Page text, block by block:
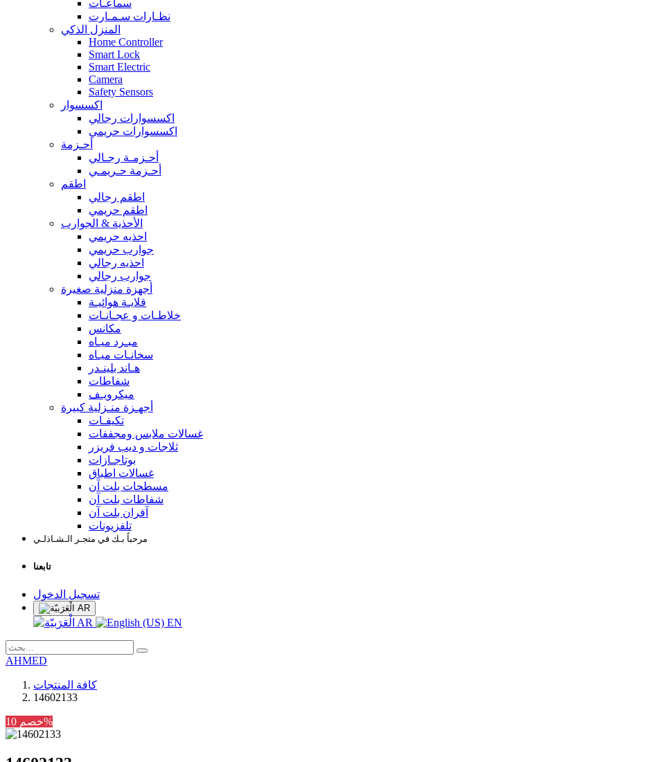
سماعـات
نظـارات سـمـارت
المنزل الذكي
Home Controller
Smart Lock
Smart Electric
Camera
Safety Sensors
اكسسوار
اكسسوارات رجالي
اكسسوارات حريمي
أحـزمة
أحـزمـة رجـالي
أحـزمة حـريمـي
اطقم
اطقم رجالي
اطقم حريمي
الأحذية & الجوارب
احذيه حريمي
جوارب حريمي
احذيه رجالي
جوارب رجالي
أجهزة منزلية صغيرة
قلايـة هوائيـة
خلاطـات و عجـانـات
مكانس
مبـرد ميـاه
سخانـات ميـاه
هـاند بلينـدر
شفاطات
ميكرويـف
أجهـزة منـزلية كبيرة
تكيفـات
غسالات ملابس ومجففات
ثلاجات و ديب فريزر
بوتاجـازات
غسالات اطباق
مسطحات بلت آن
شفاطات بلت آن
آفران بلت آن
تلفزيونات
مرحباً بـك في متجـر الـشـاذلـي
تابعنا
تسجيل الدخول
AR
AR EN
AHMED
كافة المنتجات
14602133
خصم 10%